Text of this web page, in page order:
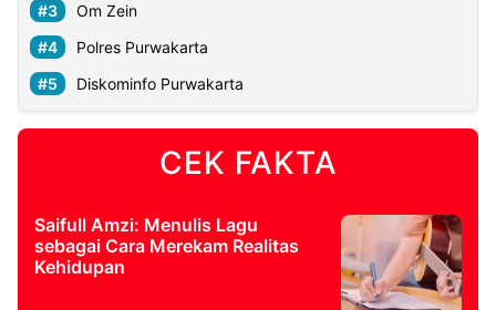
Om Zein
Polres Purwakarta
Diskominfo Purwakarta
CEK FAKTA
Saifull Amzi: Menulis Lagu
sebagai Cara Merekam Realitas
Kehidupan